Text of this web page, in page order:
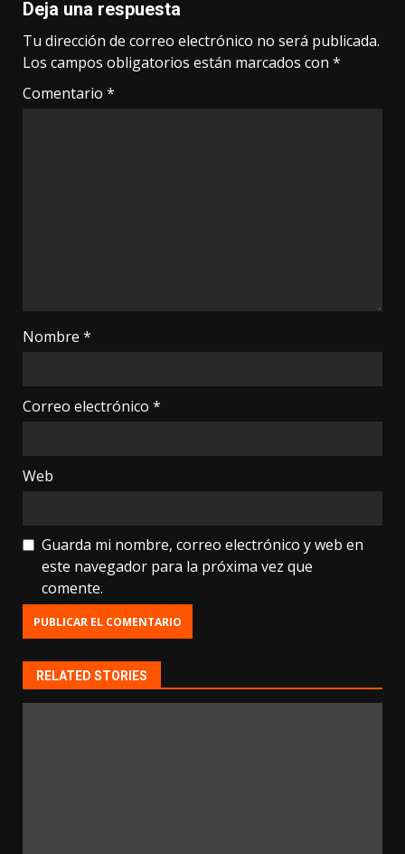
Deja una respuesta
Tu dirección de correo electrónico no será publicada.
Los campos obligatorios están marcados con *
Comentario *
Nombre *
Correo electrónico *
Web
Guarda mi nombre, correo electrónico y web en
este navegador para la próxima vez que
comente.
RELATED STORIES